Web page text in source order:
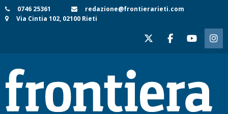
Skip
to
0746 25361
redazione@frontierarieti.com
Via Cintia 102, 02100 Rieti